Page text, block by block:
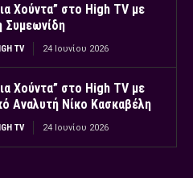
Χούντα” στο High TV με
Συμεωνίδη
TV 24 Ιουνίου 2026
Χούντα” στο High TV με
Αναλυτή Νίκο Κασκαβέλη
TV 24 Ιουνίου 2026